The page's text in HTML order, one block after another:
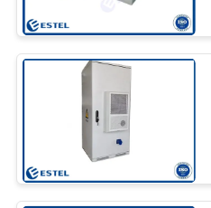
নিয়ন্ত্রণ
খবর